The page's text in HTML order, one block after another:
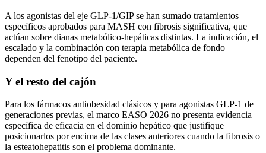
A los agonistas del eje GLP-1/GIP se han sumado tratamientos
específicos aprobados para MASH con fibrosis significativa, que
actúan sobre dianas metabólico-hepáticas distintas. La indicación, el
escalado y la combinación con terapia metabólica de fondo
dependen del fenotipo del paciente.
Y el resto del cajón
Para los fármacos antiobesidad clásicos y para agonistas GLP-1 de
generaciones previas, el marco EASO 2026 no presenta evidencia
específica de eficacia en el dominio hepático que justifique
posicionarlos por encima de las clases anteriores cuando la fibrosis o
la esteatohepatitis son el problema dominante.